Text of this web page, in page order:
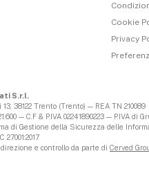
Cookie
Privacy
S.r.l.
38122 Trento (Trento) — REA TN 210089
— C.F & P.IVA 02241890223 — P.IVA di
di Gestione della Sicurezza delle
27001:2017
e controllo da parte di Cerved